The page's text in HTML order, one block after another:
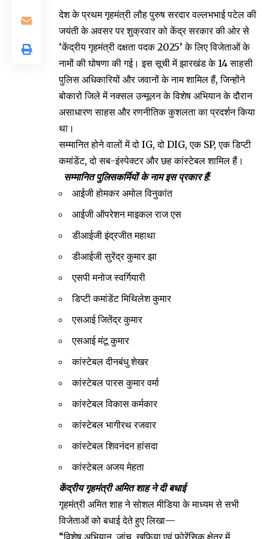
देश के प्रथम गृहमंत्री लौह पुरुष सरदार वल्लभभाई पटेल की
जयंती के अवसर पर शुक्रवार को केंद्र सरकार की ओर से
‘केंद्रीय गृहमंत्री दक्षता पदक 2025’ के लिए विजेताओं के
नामों की घोषणा की गई। इस सूची में झारखंड के 14 साहसी
पुलिस अधिकारियों और जवानों के नाम शामिल हैं, जिन्होंने
बोकारो जिले में नक्सल उन्मूलन के विशेष अभियान के दौरान
असाधारण साहस और रणनीतिक कुशलता का प्रदर्शन किया
था।
सम्मानित होने वालों में दो IG, दो DIG, एक SP, एक डिप्टी
कमांडेंट, दो सब-इंस्पेक्टर और छह कांस्टेबल शामिल हैं।
सम्मानित पुलिसकर्मियों के नाम इस प्रकार हैं:
आईजी होमकर अमोल विनुकांत
आईजी ऑपरेशन माइकल राज एस
डीआईजी इंद्रजीत महाथा
डीआईजी सुरेंद्र कुमार झा
एसपी मनोज स्वर्गियारी
डिप्टी कमांडेंट मिथिलेश कुमार
एसआई जितेंद्र कुमार
एसआई मंटू कुमार
कांस्टेबल दीनबंधु शेखर
कांस्टेबल पारस कुमार वर्मा
कांस्टेबल विकास कर्मकार
कांस्टेबल भागीरथ रजवार
कांस्टेबल शिवनंदन हांसदा
कांस्टेबल अजय मेहता
केंद्रीय गृहमंत्री अमित शाह ने दी बधाई
गृहमंत्री अमित शाह ने सोशल मीडिया के माध्यम से सभी
विजेताओं को बधाई देते हुए लिखा—